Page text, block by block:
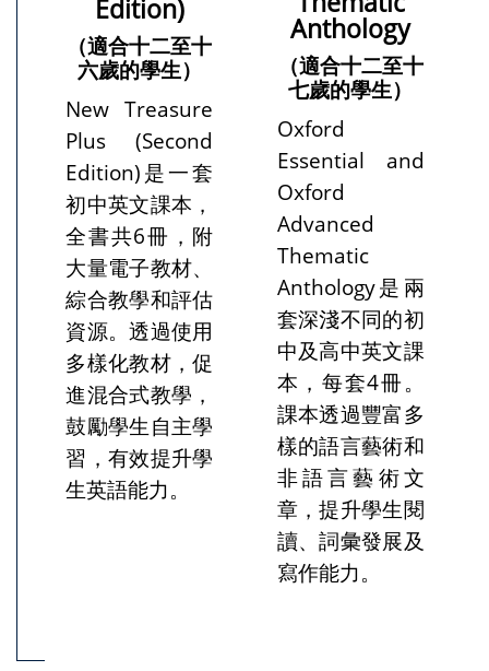
Edition)
（適合十二至十
六歲的學生）
New Treasure
Plus (Second
Edition)是一套
初中英文課本，
全書共6冊，附
大量電子教材、
綜合教學和評估
資源。透過使用
多樣化教材，促
進混合式教學，
鼓勵學生自主學
習，有效提升學
生英語能力。
Anthology
（適合十二至十
七歲的學生）
Oxford
Essential and
Oxford
Advanced
Thematic
Anthology是兩
套深淺不同的初
中及高中英文課
本，每套4冊。
課本透過豐富多
樣的語言藝術和
非語言藝術文
章，提升學生閱
讀、詞彙發展及
寫作能力。